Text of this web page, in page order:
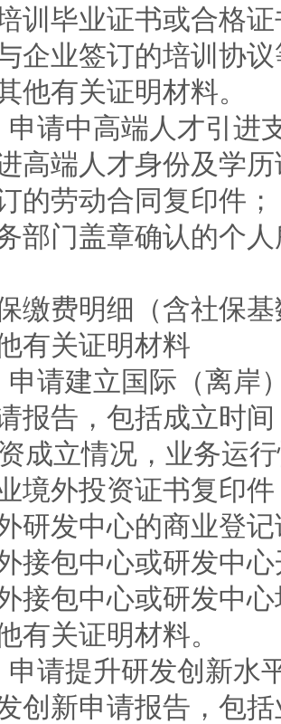
毕业证书或合格证
业签订的培训协议
有关证明材料。
申请中高端人才引进
高端人才身份及学历
的劳动合同复印件；
部门盖章确认的个
缴费明细（含社保基
有关证明材料
申请建立国际（离
报告，包括成立时
成立情况，业务运
境外投资证书复印件
研发中心的商业登
接包中心或研发中
接包中心或研发中
有关证明材料。
申请提升研发创新水
创新申请报告，包